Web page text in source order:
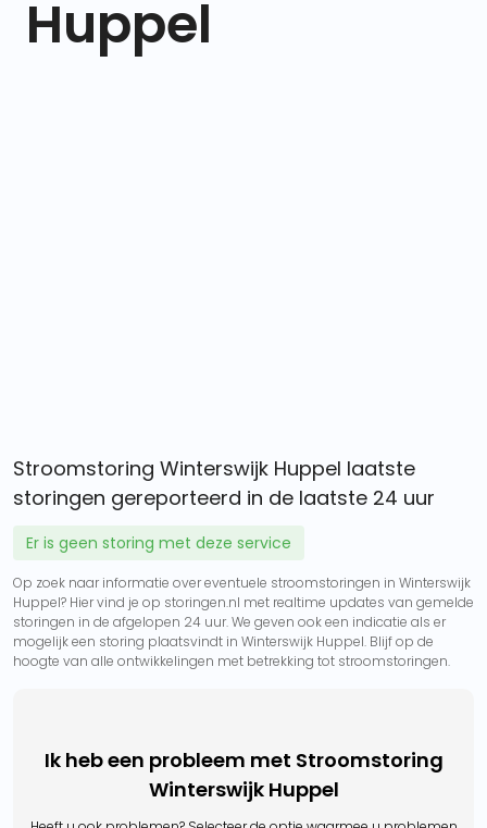
Huppel
Stroomstoring Winterswijk Huppel laatste
storingen gereporteerd in de laatste 24 uur
Er is geen storing met deze service
Op zoek naar informatie over eventuele stroomstoringen in Winterswijk
Huppel? Hier vind je op storingen.nl met realtime updates van gemelde
storingen in de afgelopen 24 uur. We geven ook een indicatie als er
mogelijk een storing plaatsvindt in Winterswijk Huppel. Blijf op de
hoogte van alle ontwikkelingen met betrekking tot stroomstoringen.
Ik heb een probleem met Stroomstoring
Winterswijk Huppel